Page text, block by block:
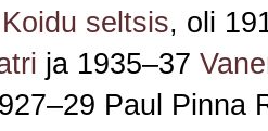
Koidu seltsis, oli
ja 1935–37
Paul Pinna